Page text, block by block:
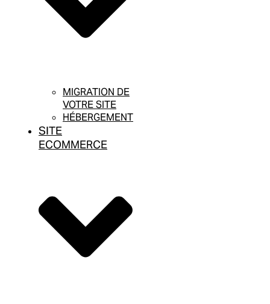
MIGRATION DE
VOTRE SITE
HÉBERGEMENT
SITE
ECOMMERCE